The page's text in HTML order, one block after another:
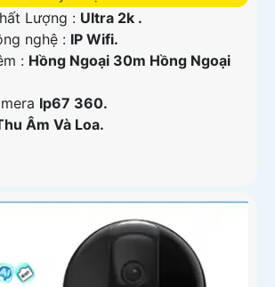
Lượng : Ultra 2k .
nghệ : IP Wifi.
: Hồng Ngoại 30m Hồng Ngoại
Ip67 360.
Âm Và Loa.